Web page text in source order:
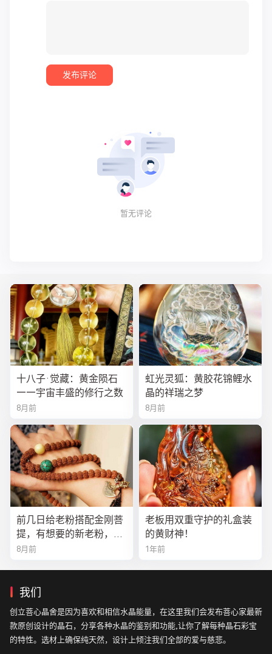
暂无评论
十八子·觉藏：黄金陨石
——宇宙丰盛的修行之数
8月前
虹光灵狐：黄胶花锦鲤水
晶的祥瑞之梦
8月前
前几日给老粉搭配金刚菩
提，有想要的新老粉，都
可以来排队
8月前
老板用双重守护的礼盒装
的黄财神！
1年前
我们
创立菩心晶舍是因为喜欢和相信水晶能量，在这里我们会发布菩心家最新
款原创设计的晶石，分享各种水晶的鉴别和功能,让你了解每种晶石彩宝
的特性。选材上确保纯天然，设计上倾注我们全部的爱与慈悲。